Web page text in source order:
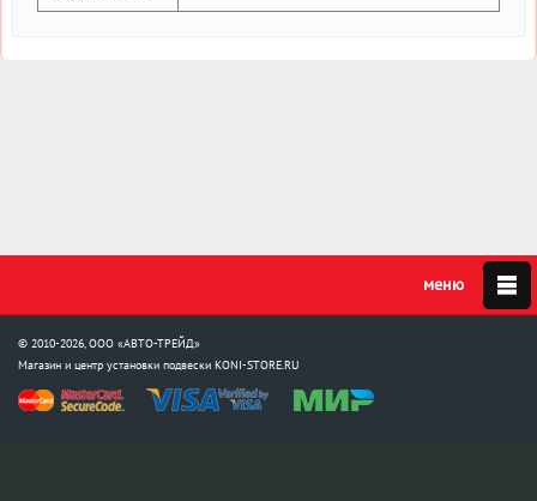
© 2010-2026, ООО «АВТО-ТРЕЙД»
Магазин и центр установки подвески KONI-STORE.RU